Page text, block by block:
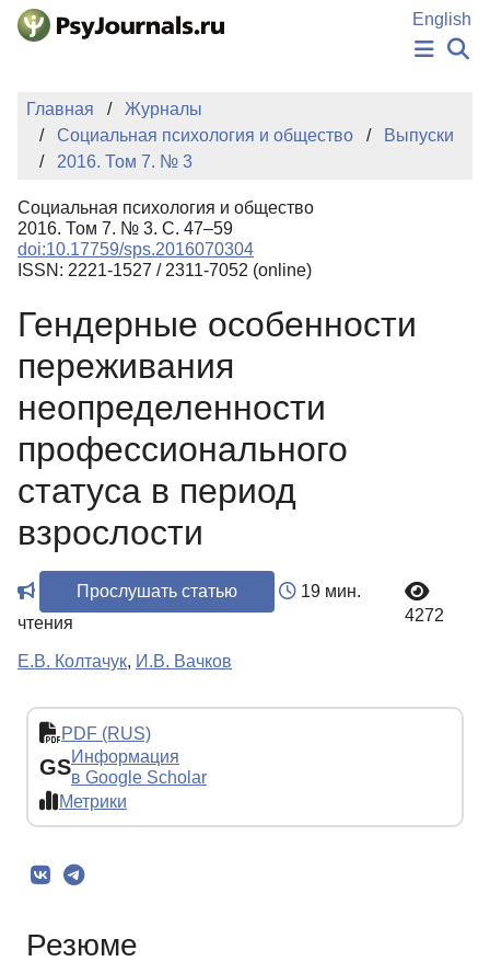
Перейти к основному содержанию
English
НОВОСТИ
ИЗДАНИЯ
БАЗА ЗНАНИЙ
КЛЮЧЕВЫЕ СЛОВА
Регистрация
Главная
Журналы
Социальная психология и общество
Выпуски
2016. Том 7. № 3
Социальная психология и общество
2016. Том 7. № 3. С. 47–59
doi:10.17759/sps.2016070304
ISSN: 2221-1527 / 2311-7052 (online)
Гендерные особенности
переживания
неопределенности
профессионального
статуса в период
взрослости
Прослушать статью
19 мин.
чтения
4272
Е.В. Колтачук, И.В. Вачков
PDF (RUS)
GSИнформация
в Google Scholar
Метрики
Резюме